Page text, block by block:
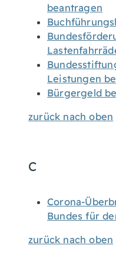
beantragen
Leistungen
Bürgergeld
zurück nach oben
C
Corona-
Bundes für
zurück nach oben